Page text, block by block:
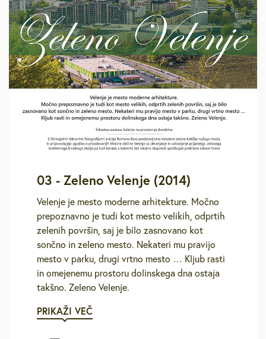
03 - Zeleno Velenje (2014)
Velenje je mesto moderne arhitekture. Močno
prepoznavno je tudi kot mesto velikih, odprtih
zelenih površin, saj je bilo zasnovano kot
sončno in zeleno mesto. Nekateri mu pravijo
mesto v parku, drugi vrtno mesto … Kljub rasti
in omejenemu prostoru dolinskega dna ostaja
takšno. Zeleno Velenje.
PRIKAŽI VEČ